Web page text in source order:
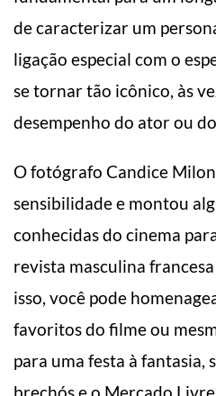
de caracterizar um
ligação especial com o
se tornar tão icônico, às
desempenho do ator ou
O fotógrafo Candice
sensibilidade e montou
conhecidas do cinema
revista masculina
isso, você pode
favoritos do filme ou
para uma festa à fantasia,
brechós e o Mercado